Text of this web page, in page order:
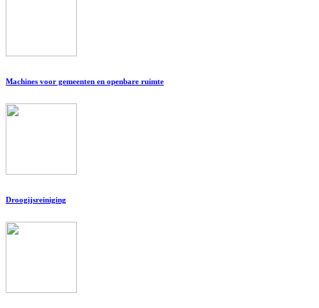
Machines voor gemeenten en openbare ruimte
Droogijsreiniging